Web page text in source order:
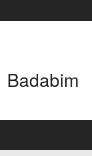
Badabim